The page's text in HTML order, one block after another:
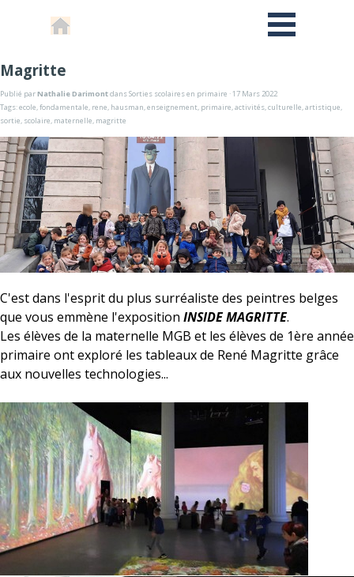
Magritte
Publié parNathalie DarimontdansSorties scolaires en primaire · 17 Mars 2022
Tags:ecole,fondamentale, rene, hausman,enseignement, primaire,activités,culturelle,artistique,
sortie, scolaire, maternelle, magritte
C'est dans l'esprit du plus surréaliste des peintres belges
que vous emmène l'exposition INSIDE MAGRITTE.
Les élèves de la maternelle MGB et les élèves de 1ère année
primaire ont exploré les tableaux de René Magritte grâce
aux nouvelles technologies...